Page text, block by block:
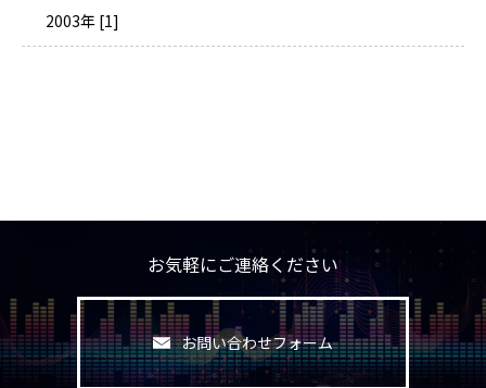
2003年 [1]
お気軽にご連絡ください
お問い合わせフォーム